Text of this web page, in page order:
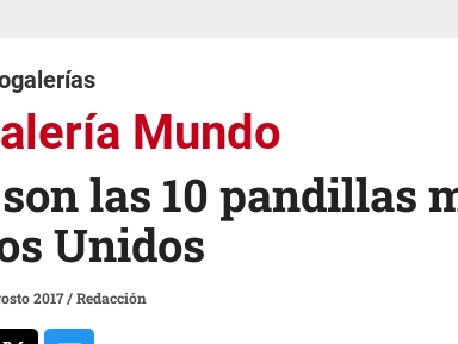
Mundo
las 10 pandillas
Unidos
2017/Redacción